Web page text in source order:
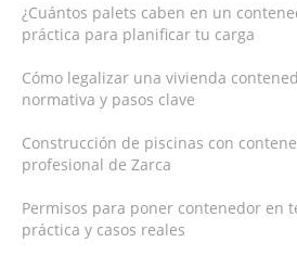
¿Cuántos palets caben en un
práctica para planificar tu carga
Cómo legalizar una vivienda
normativa y pasos clave
Construcción de piscinas con
profesional de Zarca
Permisos para poner contenedor en
práctica y casos reales